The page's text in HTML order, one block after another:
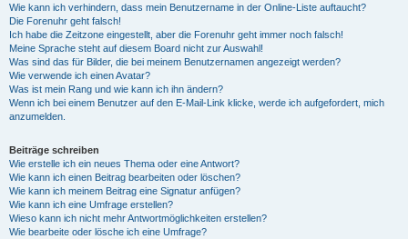
Wie kann ich verhindern, dass mein Benutzername in der Online-Liste auftaucht?
Die Forenuhr geht falsch!
Ich habe die Zeitzone eingestellt, aber die Forenuhr geht immer noch falsch!
Meine Sprache steht auf diesem Board nicht zur Auswahl!
Was sind das für Bilder, die bei meinem Benutzernamen angezeigt werden?
Wie verwende ich einen Avatar?
Was ist mein Rang und wie kann ich ihn ändern?
Wenn ich bei einem Benutzer auf den E-Mail-Link klicke, werde ich aufgefordert, mich
anzumelden.
Beiträge schreiben
Wie erstelle ich ein neues Thema oder eine Antwort?
Wie kann ich einen Beitrag bearbeiten oder löschen?
Wie kann ich meinem Beitrag eine Signatur anfügen?
Wie kann ich eine Umfrage erstellen?
Wieso kann ich nicht mehr Antwortmöglichkeiten erstellen?
Wie bearbeite oder lösche ich eine Umfrage?